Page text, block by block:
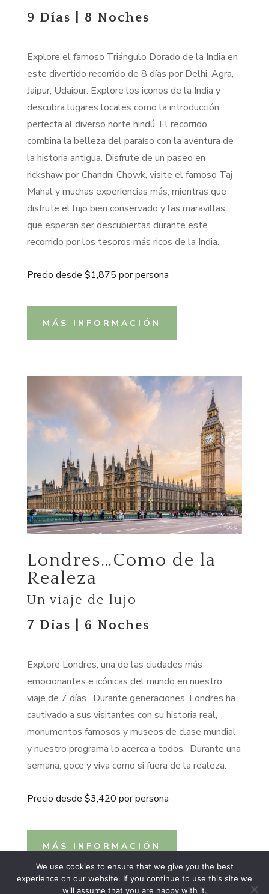
9 Días | 8 Noches
Explore el famoso Triángulo Dorado de la India en
este divertido recorrido de 8 días por Delhi, Agra,
Jaipur, Udaipur. Explore los iconos de la India y
descubra lugares locales como la introducción
perfecta al diverso norte hindú. El recorrido
combina la belleza del paraíso con la aventura de
la historia antigua. Disfrute de un paseo en
rickshaw por Chandni Chowk, visite el famoso Taj
Mahal y muchas experiencias más, mientras que
disfrute el lujo bien conservado y las maravillas
que esperan ser descubiertas durante este
recorrido por los tesoros más ricos de la India.
Precio desde $1,875 por persona
MÁS INFORMACIÓN
Londres…Como de la
Realeza
Un viaje de lujo
7 Días | 6 Noches
Explore Londres, una de las ciudades más
emocionantes e icónicas del mundo en nuestro
viaje de 7 días. Durante generaciones, Londres ha
cautivado a sus visitantes con su historia real,
monumentos famosos y museos de clase mundial
y nuestro programa lo acerca a todos. Durante una
semana, goce y viva como si fuera de la realeza.
Precio desde $3,420 por persona
MÁS INFORMACIÓN
We use cookies to ensure that we give you the best
experience on our website. If you continue to use this site we
will assume that you are happy with it.